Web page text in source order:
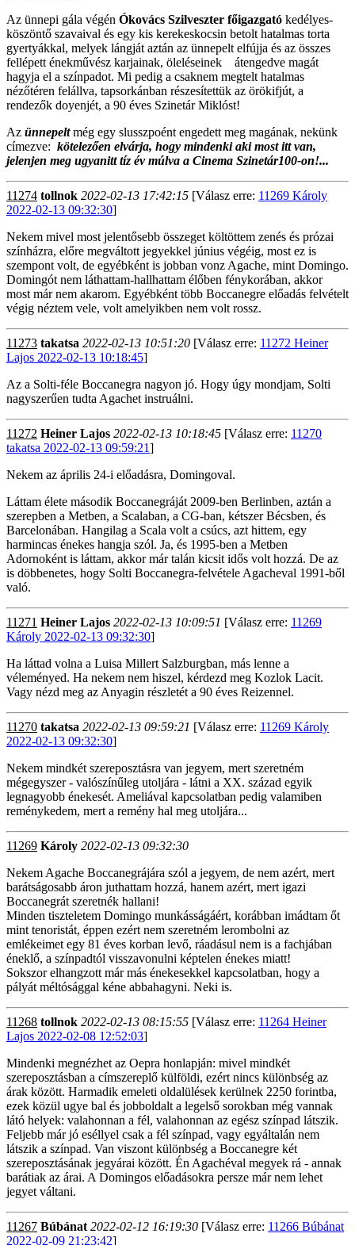
Az ünnepi gála végén Ókovács Szilveszter főigazgató kedélyes-
köszöntő szavaival és egy kis kerekeskocsin betolt hatalmas torta
gyertyákkal, melyek lángját aztán az ünnepelt elfújja és az összes
fellépett énekművész karjainak, öleléseinek átengedve magát
hagyja el a színpadot. Mi pedig a csaknem megtelt hatalmas
nézőtéren felállva, tapsorkánban részesítettük az örökifjút, a
rendezők doyenjét, a 90 éves Szinetár Miklóst!
Az ünnepeltmég egy slusszpoént engedett meg magának, nekünk
címezve: kötelezően elvárja, hogy mindenki aki most itt van,
jelenjen meg ugyanitt tíz év múlva a Cinema Szinetár100-on!...
11274 tollnok 2022-02-13 17:42:15 [Válasz erre: 11269 Károly
2022-02-13 09:32:30]
Nekem mivel most jelentősebb összeget költöttem zenés és prózai
színházra, előre megváltott jegyekkel június végéig, most ez is
szempont volt, de egyébként is jobban vonz Agache, mint Domingo.
Domingót nem láthattam-hallhattam élőben fénykorában, akkor
most már nem akarom. Egyébként több Boccanegre előadás felvételt
végig néztem vele, volt amelyikben nem volt rossz.
11273 takatsa 2022-02-13 10:51:20 [Válasz erre: 11272 Heiner
Lajos 2022-02-13 10:18:45]
Az a Solti-féle Boccanegra nagyon jó. Hogy úgy mondjam, Solti
nagyszerűen tudta Agachet instruálni.
11272 Heiner Lajos 2022-02-13 10:18:45 [Válasz erre: 11270
takatsa 2022-02-13 09:59:21]
Nekem az április 24-i előadásra, Domingoval.
Láttam élete második Boccanegráját 2009-ben Berlinben, aztán a
szerepben a Metben, a Scalaban, a CG-ban, kétszer Bécsben, és
Barcelonában. Hangilag a Scala volt a csúcs, azt hittem, egy
harmincas énekes hangja szól. Ja, és 1995-ben a Metben
Adornoként is láttam, akkor már talán kicsit idős volt hozzá. De az
is döbbenetes, hogy Solti Boccanegra-felvétele Agacheval 1991-ből
való.
11271 Heiner Lajos 2022-02-13 10:09:51 [Válasz erre: 11269
Károly 2022-02-13 09:32:30]
Ha láttad volna a Luisa Millert Salzburgban, más lenne a
véleményed. Ha nekem nem hiszel, kérdezd meg Kozlok Lacit.
Vagy nézd meg az Anyagin részletét a 90 éves Reizennel.
11270 takatsa 2022-02-13 09:59:21 [Válasz erre: 11269 Károly
2022-02-13 09:32:30]
Nekem mindkét szereposztásra van jegyem, mert szeretném
mégegyszer - valószínűleg utoljára - látni a XX. század egyik
legnagyobb énekesét. Ameliával kapcsolatban pedig valamiben
reménykedem, mert a remény hal meg utoljára...
11269 Károly 2022-02-13 09:32:30
Nekem Agache Boccanegrájára szól a jegyem, de nem azért, mert
barátságosabb áron juthattam hozzá, hanem azért, mert igazi
Boccanegrát szeretnék hallani!
Minden tiszteletem Domingo munkásságáért, korábban imádtam őt
mint tenoristát, éppen ezért nem szeretném lerombolni az
emlékeimet egy 81 éves korban levő, ráadásul nem is a fachjában
éneklő, a színpadtól visszavonulni képtelen énekes miatt!
Sokszor elhangzott már más énekesekkel kapcsolatban, hogy a
pályát méltósággal kéne abbahagyni. Neki is.
11268 tollnok 2022-02-13 08:15:55 [Válasz erre: 11264 Heiner
Lajos 2022-02-08 12:52:03]
Mindenki megnézhet az Oepra honlapján: mivel mindkét
szereposztásban a címszereplő külföldi, ezért nincs különbség az
árak között. Harmadik emeleti oldalülések kerülnek 2250 forintba,
ezek közül ugye bal és jobboldalt a legelső sorokban még vannak
látó helyek: valahonnan a fél, valahonnan az egész színpad látszik.
Feljebb már jó eséllyel csak a fél színpad, vagy egyáltalán nem
látszik a színpad. Van viszont különbség a Boccanegre két
szereposztásának jegyárai között. Én Agachéval megyek rá - annak
barátiak az árai. A Domingos előadásokra persze már nem lehet
jegyet váltani.
11267 Búbánat 2022-02-12 16:19:30 [Válasz erre: 11266 Búbánat
2022-02-09 21:23:42]